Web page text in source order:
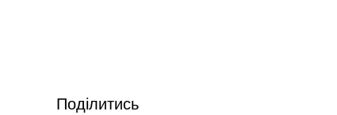
Поділитись